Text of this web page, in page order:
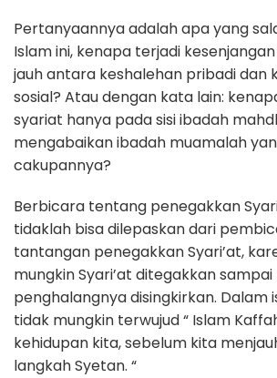
Pertanyaannya adalah apa yang
Islam ini, kenapa terjadi
jauh antara keshalehan pribadi dan
sosial? Atau dengan kata lain:
syariat hanya pada sisi ibadah
mengabaikan ibadah muamalah
cakupannya?
Berbicara tentang penegakkan
tidaklah bisa dilepaskan dari
tantangan penegakkan Syari’at,
mungkin Syari’at ditegakkan
penghalangnya disingkirkan. Dalam
tidak mungkin terwujud “ Islam
kehidupan kita, sebelum kita
langkah Syetan. “